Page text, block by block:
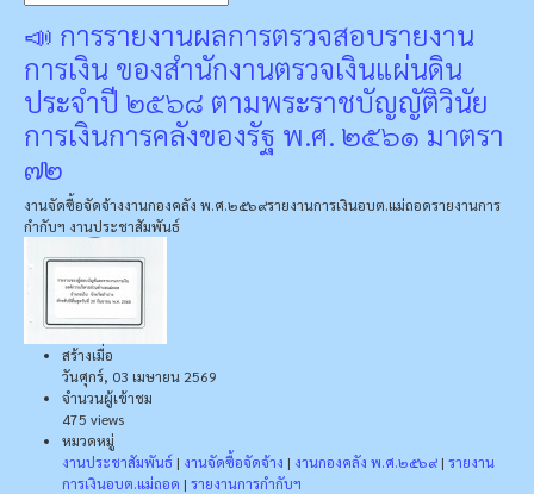
📣 การรายงานผลการตรวจสอบรายงาน
การเงิน ของสำนักงานตรวจเงินแผ่นดิน
ประจำปี ๒๕๖๘ ตามพระราชบัญญัติวินัย
การเงินการคลังของรัฐ พ.ศ. ๒๕๖๑ มาตรา
๗๒
งานจัดซื้อจัดจ้างงานกองคลัง พ.ศ.๒๕๖๙รายงานการเงินอบต.แม่ถอดรายงานการ
กำกับฯ งานประชาสัมพันธ์
สร้างเมื่อ
วันศุกร์, 03 เมษายน 2569
จำนวนผู้เข้าชม
475 views
หมวดหมู่
งานประชาสัมพันธ์ | งานจัดซื้อจัดจ้าง | งานกองคลัง พ.ศ.๒๕๖๙ | รายงาน
การเงินอบต.แม่ถอด | รายงานการกำกับฯ